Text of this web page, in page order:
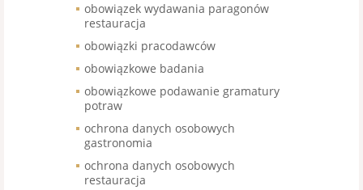
obowiązek wydawania paragonów
restauracja
obowiązki pracodawców
obowiązkowe badania
obowiązkowe podawanie gramatury
potraw
ochrona danych osobowych
gastronomia
ochrona danych osobowych
restauracja